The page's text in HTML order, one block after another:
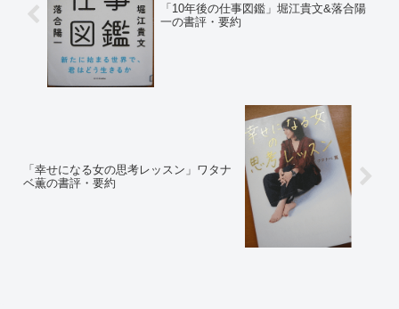
「10年後の仕事図鑑」堀江貴文&落合陽
一の書評・要約
「幸せになる女の思考レッスン」ワタナ
ベ薫の書評・要約